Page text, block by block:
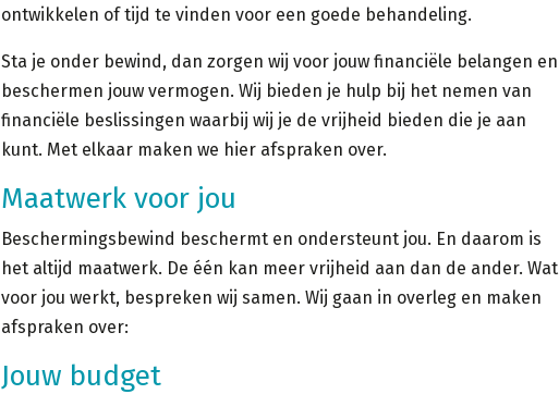
ontwikkelen of tijd te vinden voor een goede behandeling.
Sta je onder bewind, dan zorgen wij voor jouw financiële belangen en
beschermen jouw vermogen. Wij bieden je hulp bij het nemen van
financiële beslissingen waarbij wij je de vrijheid bieden die je aan
kunt. Met elkaar maken we hier afspraken over.
Maatwerk voor jou
Beschermingsbewind beschermt en ondersteunt jou. En daarom is
het altijd maatwerk. De één kan meer vrijheid aan dan de ander. Wat
voor jou werkt, bespreken wij samen. Wij gaan in overleg en maken
afspraken over:
Jouw budget